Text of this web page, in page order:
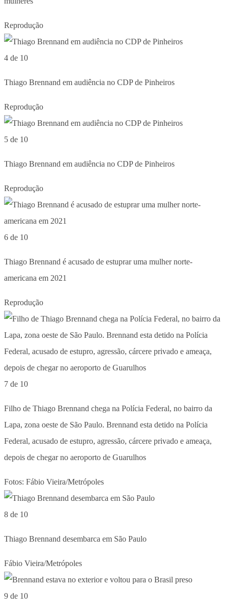
Reprodução
4 de 10
Thiago Brennand em audiência no CDP de Pinheiros
Reprodução
5 de 10
Thiago Brennand em audiência no CDP de Pinheiros
Reprodução
6 de 10
Thiago Brennand é acusado de estuprar uma mulher norte-
americana em 2021
Reprodução
7 de 10
Filho de Thiago Brennand chega na Polícia Federal, no bairro da
Lapa, zona oeste de São Paulo. Brennand esta detido na Polícia
Federal, acusado de estupro, agressão, cárcere privado e ameaça,
depois de chegar no aeroporto de Guarulhos
Fotos: Fábio Vieira/Metrópoles
8 de 10
Thiago Brennand desembarca em São Paulo
Fábio Vieira/Metrópoles
9 de 10